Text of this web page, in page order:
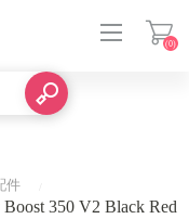
(0)
件
350 V2 Black Red